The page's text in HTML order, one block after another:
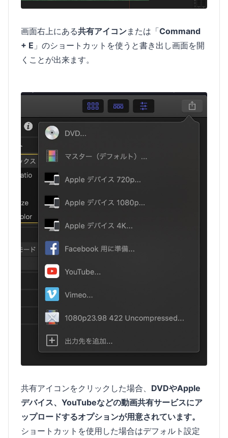
画面右上にある共有アイコンまたは「Command
+ E 」のショートカットを使うと書き出し画面を開
くことが出来ます。
共有アイコンをクリックした場合、 DVDやApple
デバイス、YouTubeなどの動画共有サービスにア
ップロードするオプションが用意されています。
ショートカットを使用した場合はデフォルト設定